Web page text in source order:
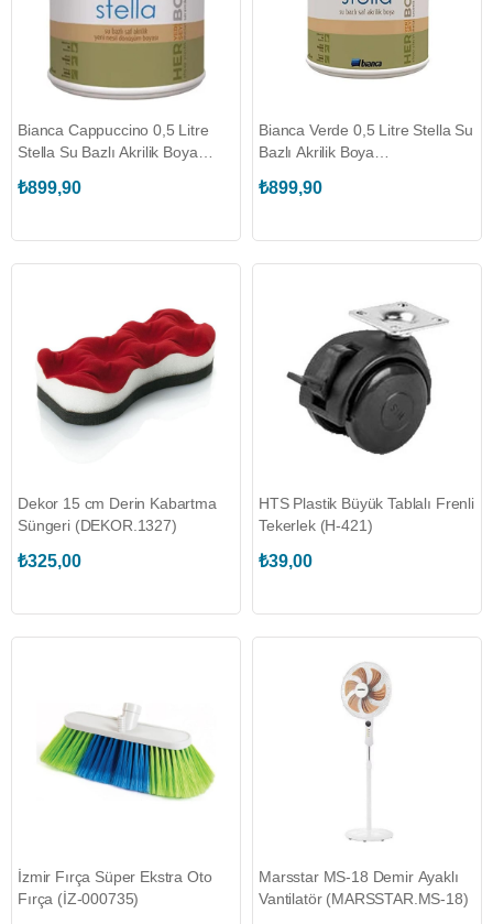
Bianca Cappuccino 0,5 Litre
Stella Su Bazlı Akrilik Boya
₺899,90
Bianca Verde 0,5 Litre Stella Su
Bazlı Akrilik Boya
₺899,90
Dekor 15 cm Derin Kabartma
Süngeri (DEKOR.1327)
₺325,00
HTS Plastik Büyük Tablalı Frenli
Tekerlek (H-421)
₺39,00
İzmir Fırça Süper Ekstra Oto
Fırça (İZ-000735)
Marsstar MS-18 Demir Ayaklı
Vantilatör (MARSSTAR.MS-18)